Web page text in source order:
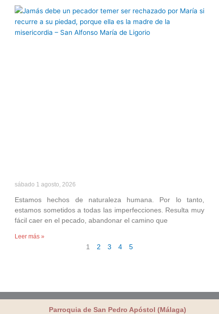
sábado 1 agosto, 2026
Estamos hechos de naturaleza humana. Por lo tanto,
estamos sometidos a todas las imperfecciones. Resulta muy
fácil caer en el pecado, abandonar el camino que
Leer más »
1 2 3 4 5
Parroquia de San Pedro Apóstol (Málaga)